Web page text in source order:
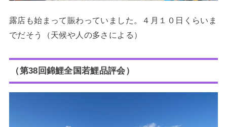
露店も始まって賑わっていました。４月１０日くらいま
でだそう（天候や人の多さによる）
（第38回錦鯉全国若鯉品評会）